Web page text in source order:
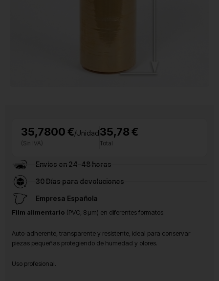
35,7800 €/Unidad
(Sin IVA)
35,78 €
Total
Envíos en 24-48 horas
30 Días para devoluciones
Empresa Española
Film alimentario (PVC, 8 µm) en diferentes formatos.
Auto‑adherente, transparente y resistente, ideal para conservar
piezas pequeñas protegiendo de humedad y olores.
Uso profesional.